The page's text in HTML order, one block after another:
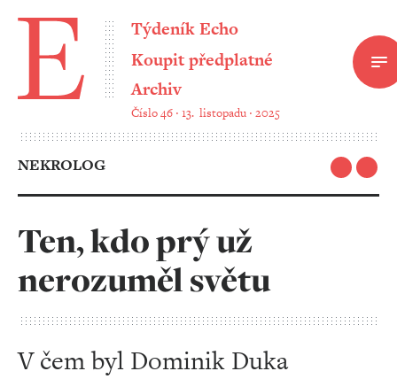
Týdeník Echo
Koupit předplatné
Archiv
Číslo 46 ‧ 13. listopadu ‧ 2025
NEKROLOG
Ten, kdo prý už
nerozuměl světu
V čem byl Dominik Duka